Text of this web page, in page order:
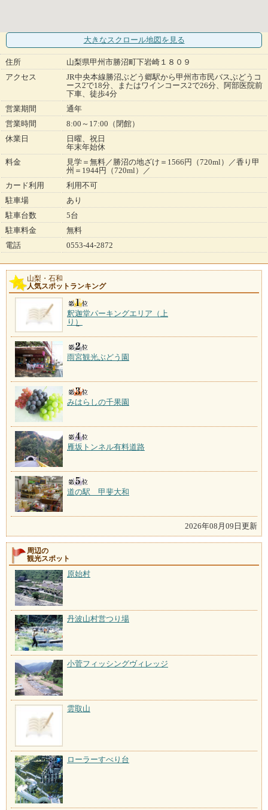
大きなスクロール地図 を見る
住所
山梨県甲州市勝沼町下岩崎１８０９
アクセス
JR中央本線勝沼ぶどう郷駅から甲州市市民バスぶどうコ
ース2で18分、またはワインコース2で26分、阿部医院前
下車、徒歩4分
営業期間
通年
営業時間
8:00～17:00（閉館）
休業日
日曜、祝日
年末年始休
料金
見学＝無料／勝沼の地ざけ＝1566円（720ml）／香り甲
州＝1944円（720ml）／
カード利用
利用不可
駐車場
あり
駐車台数
5台
駐車料金
無料
電話
0553-44-2872
山梨・石和
人気スポットランキング
釈迦堂パーキングエリア（上
り）
雨宮観光ぶどう園
みはらしの千果園
雁坂トンネル有料道路
道の駅 甲斐大和
2026年08月09日更新
周辺の
観光スポット
原始村
丹波山村営つり場
小菅フィッシングヴィレッジ
雲取山
ローラーすべり台